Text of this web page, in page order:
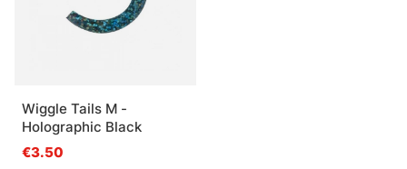
Wiggle Tails M -
Holographic Black
€3.50